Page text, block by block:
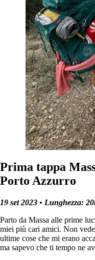
Prima tappa
Porto Azzurro
19 set 2023 • Lunghezza:
Parto da Massa alle prime
miei più cari amici. Non
ultime cose che mi erano
ma sapevo che ti tempo ne